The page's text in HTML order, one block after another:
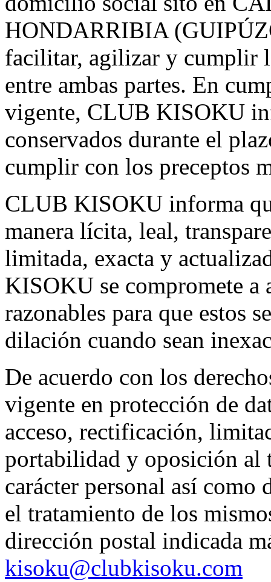
HONDARRIBIA
facilitar, agilizar y cumplir
entre ambas partes. En
vigente, CLUB KISOKU
conservados durante el
cumplir con los preceptos
CLUB KISOKU informa
manera lícita, leal,
limitada, exacta y
KISOKU se compromete a
razonables para que estos
dilación cuando sean
De acuerdo con los
vigente en protección de
acceso, rectificación,
portabilidad y oposición al
carácter personal así como
el tratamiento de los
dirección postal indicada
kisoku@clubkisoku.com